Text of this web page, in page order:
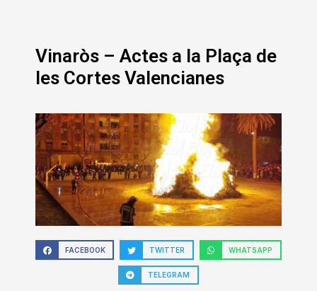
Vinaròs – Actes a la Plaça de
les Cortes Valencianes
FACEBOOK TWITTER WHATSAPP
TELEGRAM